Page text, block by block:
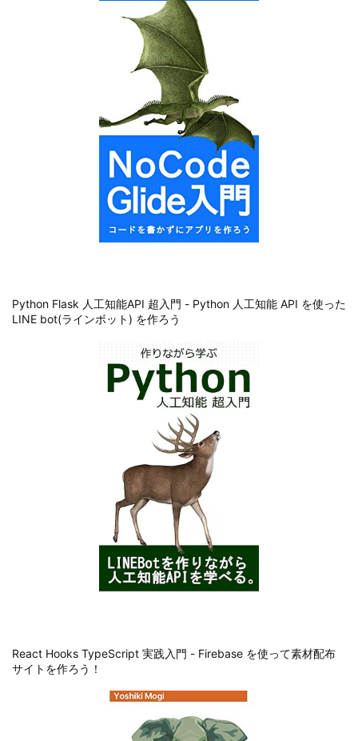
Python Flask 人工知能API 超入門 - Python 人工知能 API を使った
LINE bot(ラインボット) を作ろう
React Hooks TypeScript 実践入門 - Firebase を使って素材配布
サイトを作ろう！